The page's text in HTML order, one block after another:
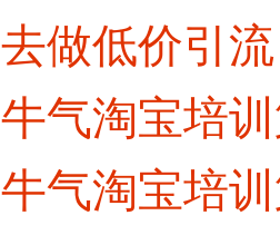
去做低价引流
牛气淘宝培
牛气淘宝培